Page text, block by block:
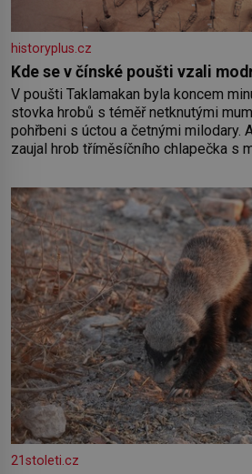
historyplus.cz
Kde se v čínské poušti vzali
V poušti Taklamakan byla koncem
stovka hrobů s téměř netknutými
pohřbeni s úctou a četnými milodary.
zaujal hrob tříměsíčního chlapečka s
nesmírně dobře zachovalá, přičítají
klimatickým podmínkám. Sucho,
21stoleti.cz